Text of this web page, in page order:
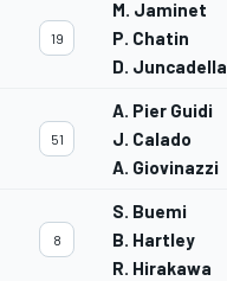
19
M. Jaminet
P. Chatin
D. Juncadella
51
A. Pier Guidi
J. Calado
A. Giovinazzi
8
S. Buemi
B. Hartley
R. Hirakawa